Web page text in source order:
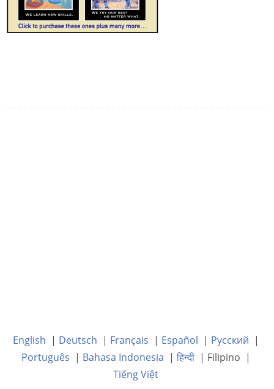
English | Deutsch | Français | Español | Русский |
Português | Bahasa Indonesia |हिन्दी| Filipino |
Tiếng Việt